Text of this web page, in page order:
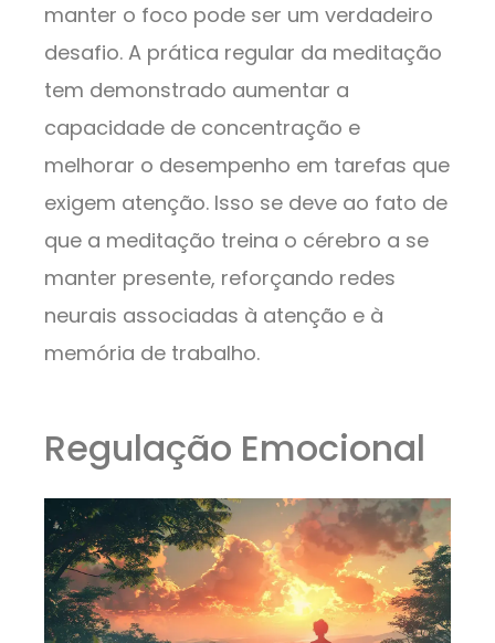
manter o foco pode ser um verdadeiro
desafio. A prática regular da meditação
tem demonstrado aumentar a
capacidade de concentração e
melhorar o desempenho em tarefas que
exigem atenção. Isso se deve ao fato de
que a meditação treina o cérebro a se
manter presente, reforçando redes
neurais associadas à atenção e à
memória de trabalho.
Regulação Emocional